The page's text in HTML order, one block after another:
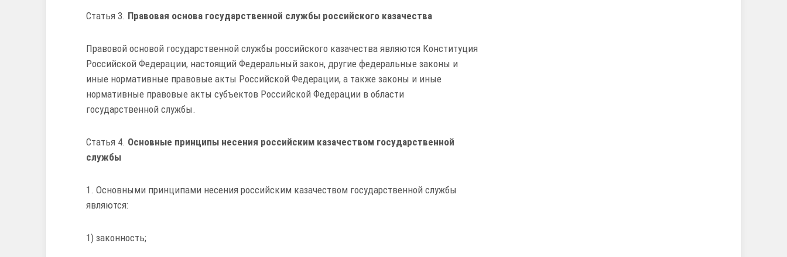
Статья 3. Правовая основа государственной службы российского казачества
Правовой основой государственной службы российского казачества являются Конституция
Российской Федерации, настоящий Федеральный закон, другие федеральные законы и
иные нормативные правовые акты Российской Федерации, а также законы и иные
нормативные правовые акты субъектов Российской Федерации в области
государственной службы.
Статья 4. Основные принципы несения российским казачеством государственной
службы
1. Основными принципами несения российским казачеством государственной службы
являются:
1) законность;